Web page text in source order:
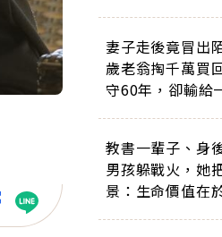
妻子走後竟冒出
歲老翁掏千萬買
守60年，卻輸給
教書一輩子、身
男孩躲戰火，她
景：生命價值在